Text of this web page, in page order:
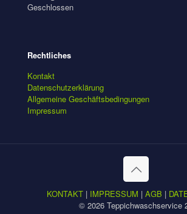
Geschlossen
Rechtliches
Kontakt
Datenschutzerklärung
Allgemeine Geschäftsbedingungen
Impressum
KONTAKT| IMPRESSUM | AGB |
© 2026 Teppichwaschservice